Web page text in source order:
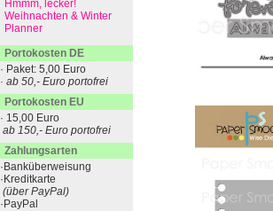
Hmmm, lecker!
Weihnachten & Winter
Planner
Portokosten DE
· Paket: 5,00 Euro
· ab 50,- Euro portofrei
Portokosten EU
· 15,00 Euro
ab 150,- Euro portofrei
Zahlungsarten
·Banküberweisung
·Kreditkarte
(über PayPal)
·PayPal